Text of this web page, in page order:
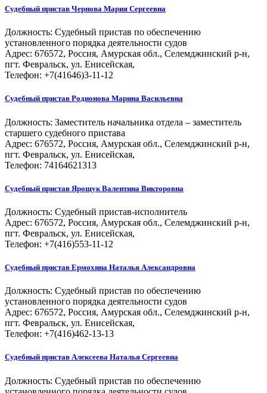
Судебный пристав Чернова Мария Сергеевна
Должность: Судебный пристав по обеспечению
установленного порядка деятельности судов
Адрес: 676572, Россия, Амурская обл., Селемджинский р-н,
пгт. Февральск, ул. Енисейская,
Телефон: +7(41646)3-11-12
Судебный пристав Родионова Марина Васильевна
Должность: Заместитель начальника отдела – заместитель
старшего судебного пристава
Адрес: 676572, Россия, Амурская обл., Селемджинский р-н,
пгт. Февральск, ул. Енисейская,
Телефон: 74164621313
Судебный пристав Ярощук Валентина Викторовна
Должность: Судебный пристав-исполнитель
Адрес: 676572, Россия, Амурская обл., Селемджинский р-н,
пгт. Февральск, ул. Енисейская,
Телефон: +7(416)553-11-12
Судебный пристав Ермохина Наталья Александровна
Должность: Судебный пристав по обеспечению
установленного порядка деятельности судов
Адрес: 676572, Россия, Амурская обл., Селемджинский р-н,
пгт. Февральск, ул. Енисейская,
Телефон: +7(416)462-13-13
Судебный пристав Алексеева Наталья Сергеевна
Должность: Судебный пристав по обеспечению